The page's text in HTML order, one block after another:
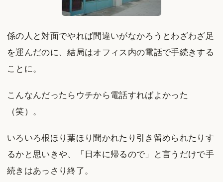
係の人と対面でやれば間違いがなかろうとわざわざ足
を運んだのに、結局はオフィス内の電話で手続きする
ことに。
こんなんだったらウチから電話すればよかった
（笑）。
いろいろ根ほり葉ほり聞かれたり引き留められたりす
るかと思いきや、「日本に帰るので」と言うだけで手
続きはあっさり終了。